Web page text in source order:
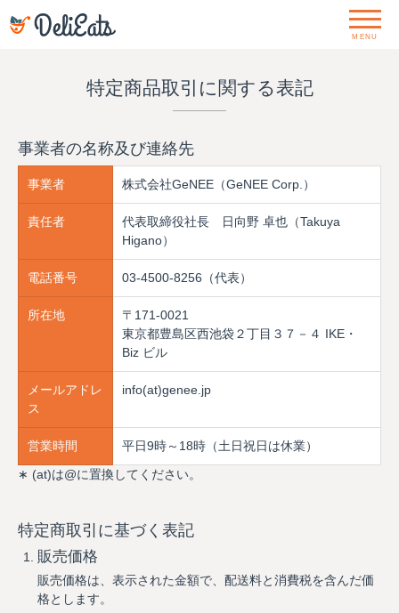
MENU
特定商品取引に関する表記
事業者の名称及び連絡先
事業者 株式会社GeNEE（GeNEE Corp.）
責任者
代表取締役社長 日向野 卓也（Takuya
Higano）
電話番号 03-4500-8256（代表）
所在地
〒171-0021
東京都豊島区西池袋２丁目３７－４ IKE・
Biz ビル
メールアドレ
ス
info(at)genee.jp
営業時間
平日9時～18時（土日祝日は休業）
∗ (at)は@に置換してください。
特定商取引に基づく表記
販売価格
販売価格は、表示された金額で、配送料と消費税を含んだ価
格とします。